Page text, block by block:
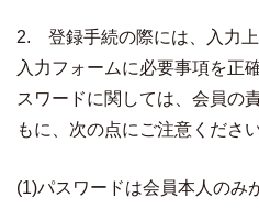
2. 登録手続の際には、入力
入力フォームに必要事項を正
スワードに関しては、会員の
もに、次の点にご注意ください
(1)パスワードは会員本人のみ